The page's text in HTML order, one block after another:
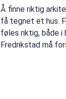
Å finne riktig
få tegnet et hus.
føles riktig, både i
Fredrikstad må